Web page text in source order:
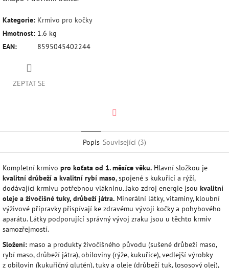
Kategorie: Krmivo pro kočky
Hmotnost: 1.6 kg
EAN: 8595045402244
ZEPTAT SE
Popis Související (3)
Kompletní krmivo pro koťata od 1. měsíce věku. Hlavní složkou je
kvalitní drůbeží a kvalitní rybí maso, spojené s kukuřicí a rýží,
dodávající krmivu potřebnou vlákninu. Jako zdroj energie jsou kvalitní
oleje a živočišné tuky, drůbeží játra. Minerální látky, vitaminy, kloubní
výživové přípravky přispívají ke zdravému vývoji kočky a pohybového
aparátu. Látky podporující správný vývoj zraku jsou u těchto krmiv
samozřejmostí.
Složení: maso a produkty živočišného původu (sušené drůbeží maso,
rybí maso, drůbeží játra), obiloviny (rýže, kukuřice), vedlejší výrobky
z obilovin (kukuřičný glutén), tuky a oleje (drůbeží tuk, lososový olej),